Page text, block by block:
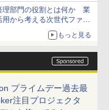
理部門の役割とは何か 業
から考える次世代ファイ
もっと見る
プライムデー過去最
注目プロジェクタ